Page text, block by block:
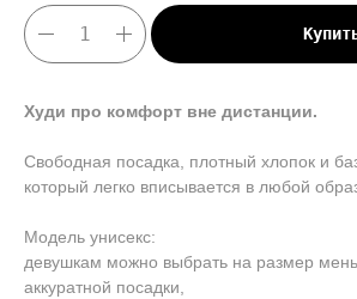
Худи про комфорт вне дистанции.
Свободная посадка, плотный хлопок и
который легко вписывается в любой
Модель унисекс:
девушкам можно выбрать на размер
аккуратной посадки,